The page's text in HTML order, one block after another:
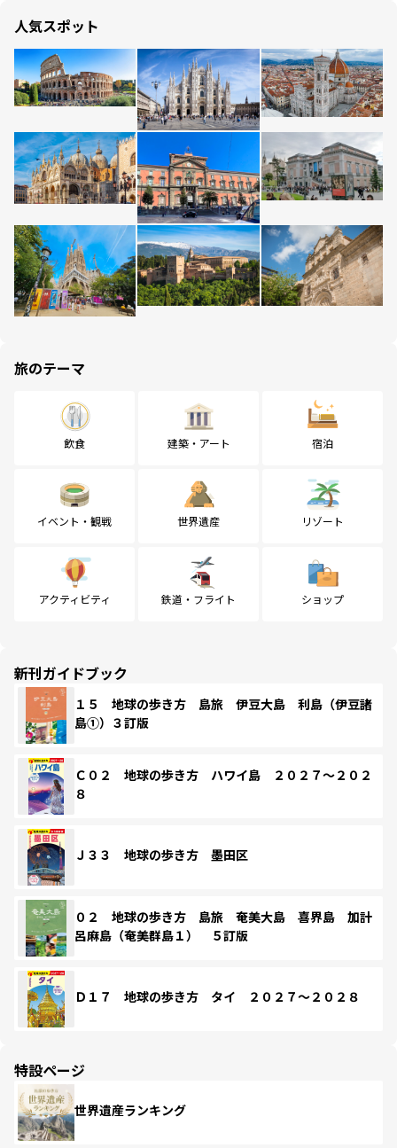
人気スポット
旅のテーマ
飲食 建築・アート 宿泊
イベント・観戦 世界遺産 リゾート
アクティビティ 鉄道・フライト ショップ
新刊ガイドブック
１５ 地球の歩き方 島旅 伊豆大島 利島（伊豆諸
島①）３訂版
Ｃ０２ 地球の歩き方 ハワイ島 ２０２７～２０２
８
Ｊ３３ 地球の歩き方 墨田区
０２ 地球の歩き方 島旅 奄美大島 喜界島 加計
呂麻島（奄美群島１） ５訂版
Ｄ１７ 地球の歩き方 タイ ２０２７～２０２８
特設ページ
世界遺産ランキング